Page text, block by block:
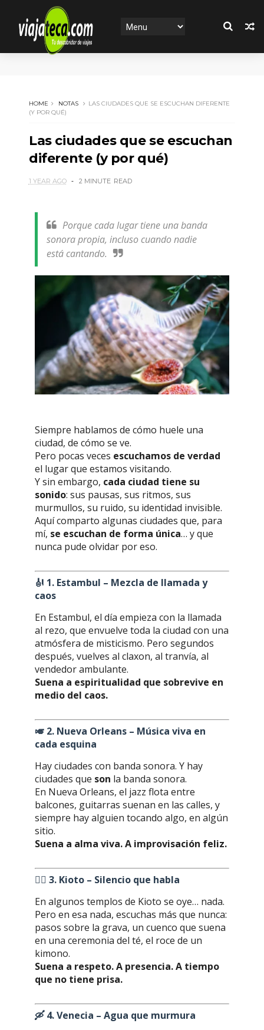
HOME NOTAS
LAS CIUDADES QUE SE ESCUCHAN DIFERENTE
(Y POR QUÉ)
Las ciudades que se escuchan
diferente (y por qué)
1 YEAR AGO 2 MINUTE READ
Porque cada lugar tiene una banda
sonora propia, incluso cuando nadie
está cantando.
Siempre hablamos de cómo huele una
ciudad, de cómo se ve.
Pero pocas veces escuchamos de verdad
el lugar que estamos visitando.
Y sin embargo, cada ciudad tiene su
sonido: sus pausas, sus ritmos, sus
murmullos, su ruido, su identidad invisible.
Aquí comparto algunas ciudades que, para
mí, se escuchan de forma única… y que
nunca pude olvidar por eso.
🎻 1. Estambul – Mezcla de llamada y
caos
En Estambul, el día empieza con la llamada
al rezo, que envuelve toda la ciudad con una
atmósfera de misticismo. Pero segundos
después, vuelves al claxon, al tranvía, al
vendedor ambulante.
Suena a espiritualidad que sobrevive en
medio del caos.
🎺 2. Nueva Orleans – Música viva en
cada esquina
Hay ciudades con banda sonora. Y hay
ciudades que son la banda sonora.
En Nueva Orleans, el jazz flota entre
balcones, guitarras suenan en las calles, y
siempre hay alguien tocando algo, en algún
sitio.
Suena a alma viva. A improvisación feliz.
🚶‍♀️ 3. Kioto – Silencio que habla
En algunos templos de Kioto se oye… nada.
Pero en esa nada, escuchas más que nunca:
pasos sobre la grava, un cuenco que suena
en una ceremonia del té, el roce de un
kimono.
Suena a respeto. A presencia. A tiempo
que no tiene prisa.
🛶4. Venecia – Agua que murmura